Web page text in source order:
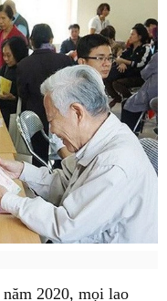
2020, mọi lao